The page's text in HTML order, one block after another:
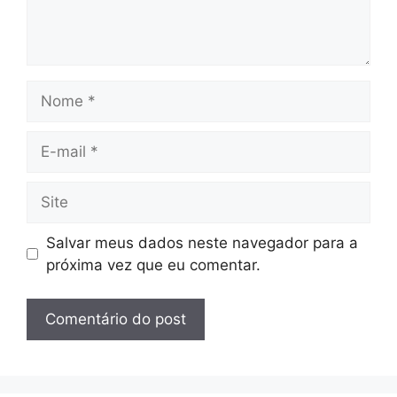
mail
Salvar meus dados neste navegador para a
próxima vez que eu comentar.